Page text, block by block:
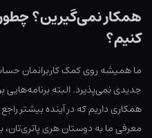
همکار نمی‌گیرین؟
کنیم؟
ما همیشه روی کمک کاربرانمان
جدیدی نمی‌پذیرد. البته برنامه‌هایی
همکاری داریم که در آینده بیشتر
معرفی ما به دوستان هری پاتری‌تان،